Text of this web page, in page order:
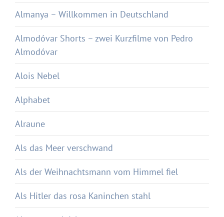
Almanya – Willkommen in Deutschland
Almodóvar Shorts – zwei Kurzfilme von Pedro
Almodóvar
Alois Nebel
Alphabet
Alraune
Als das Meer verschwand
Als der Weihnachtsmann vom Himmel fiel
Als Hitler das rosa Kaninchen stahl